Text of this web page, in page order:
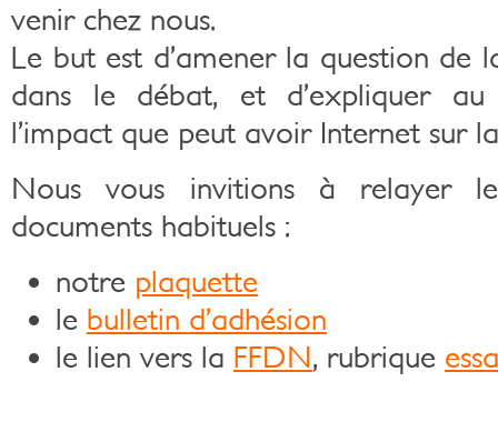
venir chez nous.
Le but est d’amener la question de
dans le débat, et d’expliquer
l’impact que peut avoir Internet sur
Nous vous invitions à relayer
documents habituels :
notre plaquette
le bulletin d’adhésion
le lien vers la FFDN, rubrique